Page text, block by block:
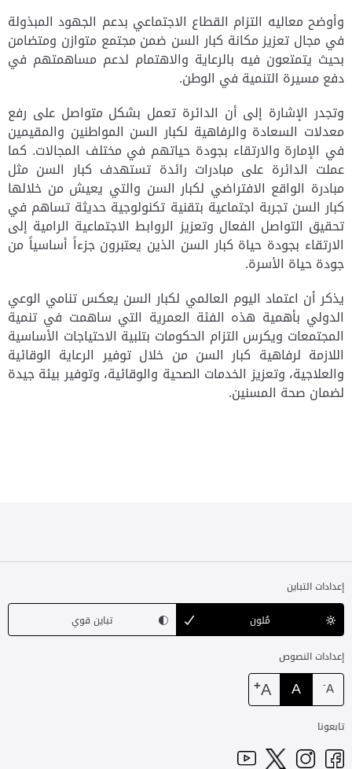
وأوضح معاليه التزام القطاع الاجتماعي بدعم الجهود المبذولة
في مجال تعزيز مكانة كبار السن ضمن مجتمع متوازن ومتضامن
بحيث يتمتعون فيه بالرعاية والاهتمام لدعم مساهمتهم في
دفع مسيرة التنمية في الوطن.
وتجدر الإشارة إلى أن الدائرة تعمل بشكل متواصل على رفع
معدلات السعادة والرفاهية لكبار السن المواطنين والمقيمين
في الإمارة والارتقاء بجودة حياتهم في مختلف المجالات. كما
عملت الدائرة على مبادرات رائدة تستهدف كبار السن مثل
مبادرة الواقع الافتراضي لكبار السن والتي يعيش من خلالها
كبار السن تجربة اجتماعية بتقنية تكنولوجية حديثة تساهم في
تحقيق التواصل الفعال وتعزيز الروابط الاجتماعية الرامية إلى
الارتقاء بجودة حياة كبار السن الذين يعتبرون جزءاً أساسياً من
جودة حياة الأسرة.
يذكر أن اعتماد اليوم العالمي لكبار السن يعكس تنامي الوعي
الدولي بأهمية هذه الفئة العمرية التي ساهمت في تنمية
المجتمعات ويكرس التزام الحكومات بتلبية الاحتياجات الأساسية
اللازمة لرفاهية كبار السن من خلال توفير الرعاية الوقائية
والعلاجية، وتعزيز الخدمات الصحية والوقائية، وتوفير بيئة جيدة
لضمان صحة المسنين.
إعدادات التباين
مُلون
تباين قوي
إعدادات النصوص
A
-
A
A
+
تابعونا